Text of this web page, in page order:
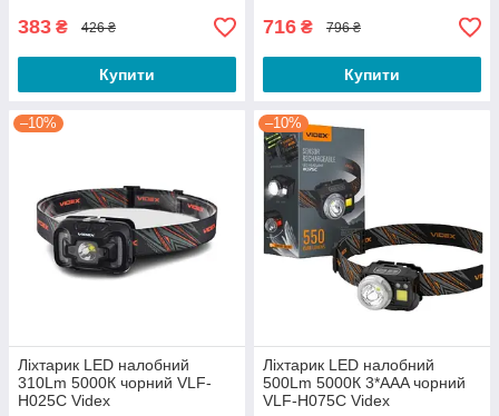
383 ₴ 426 ₴
Купити
716 ₴ 796 ₴
Купити
–10%
Ліхтарик LED налобний
310Lm 5000К чорний VLF-
H025C Videx
–10%
Ліхтарик LED налобний
500Lm 5000К 3*AAA чорний
VLF-H075C Videx